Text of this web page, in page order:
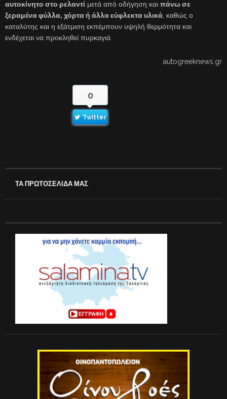
αυτοκίνητο στο ρελαντί μετά από οδήγηση και πάνω σε
ξεραμένα φύλλα, χόρτα ή άλλα εύφλεκτα υλικά , καθώς ο
καταλύτης και η εξάτμιση εκπέμπουν υψηλή θερμότητα και
ενδέχεται να προκληθεί πυρκαγιά.
autogreeknews.gr
0
Twitter
ΤΑ ΠΡΩΤΟΣΕΛΙΔΑ ΜΑΣ